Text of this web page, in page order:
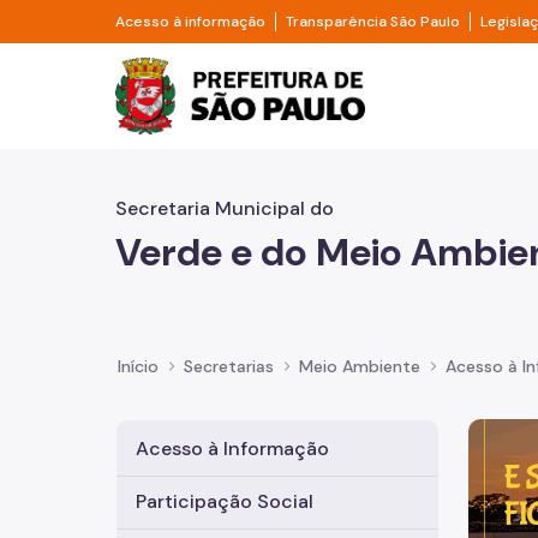
Pular para o Conteúdo principal
Acesso à informação Divisor de acesso à informação
Transparência São Paulo Divisor
Prefeitura de São
Secretaria Municipal do
Verde e do Meio
Início Secretarias Meio Ambiente Acesso à
Acesso à Informação
Participação Social